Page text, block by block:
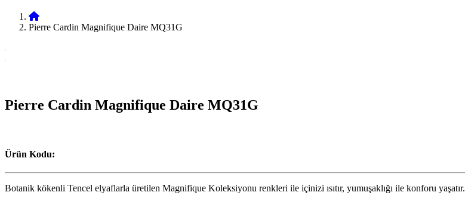
Pierre Cardin Magnifique Daire MQ31G
Pierre Cardin Magnifique Daire MQ31G
Ürün Kodu:
Botanik kökenli Tencel elyaflarla üretilen Magnifique Koleksiyonu renkleri ile içinizi ısıtır, yumuşaklığı ile konforu yaşatır.